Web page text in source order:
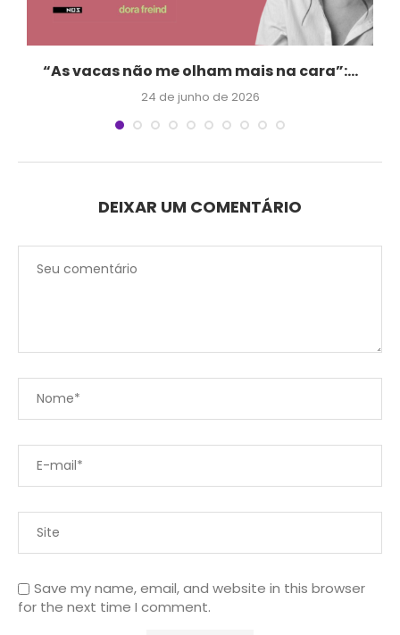
“As vacas não me olham mais na cara”:...
24 de junho de 2026
DEIXAR UM COMENTÁRIO
Save my name, email, and website in this browser
for the next time I comment.